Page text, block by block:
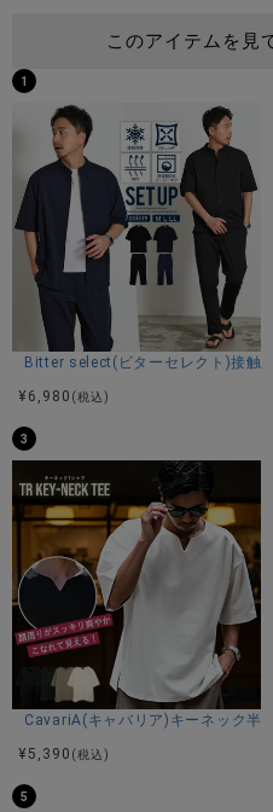
普段着用サイズ：M～L
Lサイズ着用
スタッフC(173cm/60kg)
体型：細身
普段着用サイズ：M
Mサイズ着用
商品説明
BITTER STORE（ビタースト
接触冷感機能を備えた生地を
した心地よさを感じられる半
汗ばむ季節でも快適に過ごせ
一着です。
さらに手洗い可能なウォッシ
お手入れができるため、デイ
さもポイントです。
シルエットは程よくゆとりを
リラックス感がありながらも
することでラフになりすぎず
げています。
細部までこだわったデザイン
このアイテムを見
1
Bitter select(ビターセレクト)接触
¥ 6,980 (税込)
3
CavariA(キャバリア)キーネック半
¥ 5,390 (税込)
5